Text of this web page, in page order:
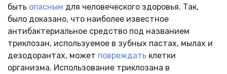
быть опасным для человеческого здоровья. Так,
было доказано, что наиболее известное
антибактериальное средство под названием
триклозан, используемое в зубных пастах, мылах и
дезодорантах, может повреждать клетки
организма. Использование триклозана в